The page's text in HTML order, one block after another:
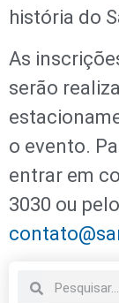
história do
As
serão
o evento.
entrar em
3030 ou